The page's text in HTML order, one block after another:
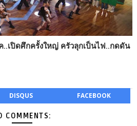
เปิดศึกครั้งใหญ่ ครัวลุกเป็นไฟ..กดดัน
DISQUS FACEBOOK
COMMENTS: